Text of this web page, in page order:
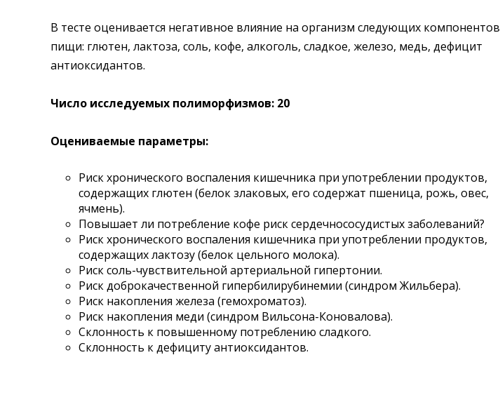
Налоговый вычет
Где сдать
Время работы
В тесте оценивается негативное влияние на организм следующих компонентов
пищи: глютен, лактоза, соль, кофе, алкоголь, сладкое, железо, медь, дефицит
антиоксидантов.
Число исследуемых полиморфизмов: 20
Оцениваемые параметры:
Риск хронического воспаления кишечника при употреблении продуктов,
содержащих глютен (белок злаковых, его содержат пшеница, рожь, овес,
ячмень).
Повышает ли потребление кофе риск сердечнососудистых заболеваний?
Риск хронического воспаления кишечника при употреблении продуктов,
содержащих лактозу (белок цельного молока).
Риск соль-чувствительной артериальной гипертонии.
Риск доброкачественной гипербилирубинемии (синдром Жильбера).
Риск накопления железа (гемохроматоз).
Риск накопления меди (синдром Вильсона-Коновалова).
Склонность к повышенному потреблению сладкого.
Склонность к дефициту антиоксидантов.